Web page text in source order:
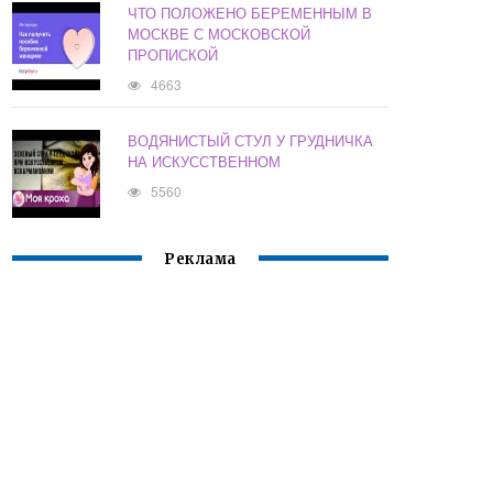
ЧТО ПОЛОЖЕНО БЕРЕМЕННЫМ В
МОСКВЕ С МОСКОВСКОЙ
ПРОПИСКОЙ
4663
ВОДЯНИСТЫЙ СТУЛ У ГРУДНИЧКА
НА ИСКУССТВЕННОМ
5560
Реклама